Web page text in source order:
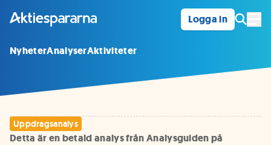
Logga in
NyheterAnalyserAktiviteter
Uppdragsanalys
Detta är en betald analys från Analysguiden på